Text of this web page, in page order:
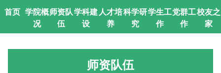
首页 学院概
况
师资队
伍
学科建
设
人才培
养
科学研
究
学生工
作
党群工
作
校友之
家
师资队伍